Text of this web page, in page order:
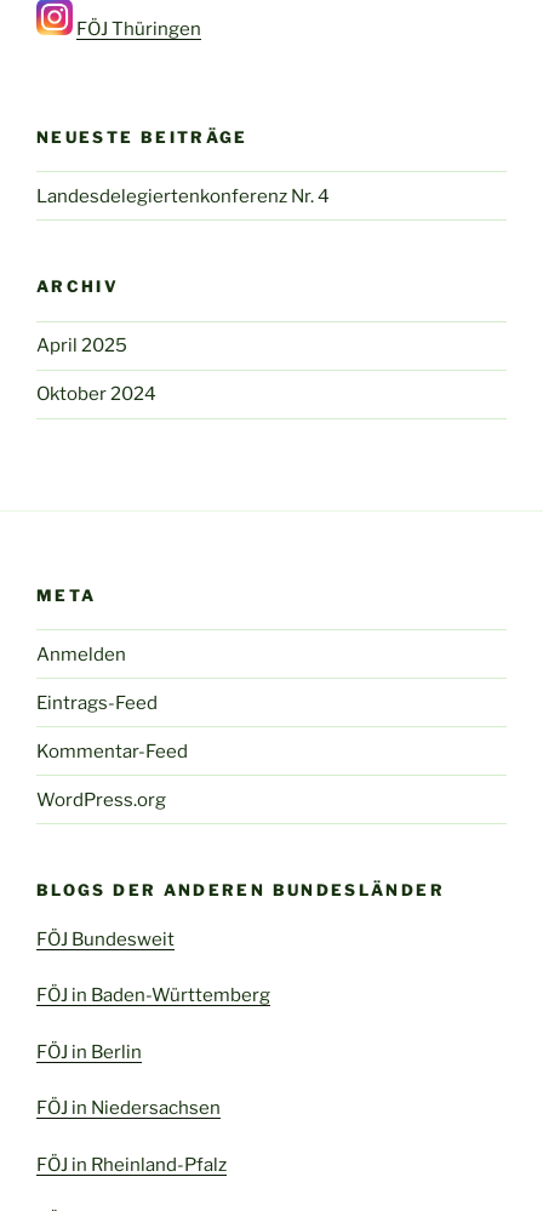
FÖJ Thüringen
NEUESTE BEITRÄGE
Landesdelegiertenkonferenz Nr. 4
ARCHIV
April 2025
Oktober 2024
META
Anmelden
Eintrags-Feed
Kommentar-Feed
WordPress.org
BLOGS DER ANDEREN BUNDESLÄNDER
FÖJ Bundesweit
FÖJ in Baden-Württemberg
FÖJ in Berlin
FÖJ in Niedersachsen
FÖJ in Rheinland-Pfalz